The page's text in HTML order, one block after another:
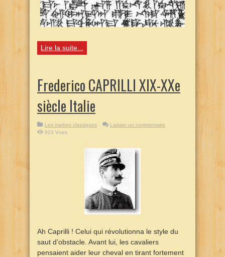
Lire la suite...
Frederico CAPRILLI XIX-XXe
siècle Italie
Les maitres classiques
Laisser un commentaire
923 Vues
Ah Caprilli ! Celui qui révolutionna le style du
saut d’obstacle. Avant lui, les cavaliers
pensaient aider leur cheval en tirant fortement